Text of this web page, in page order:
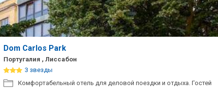
Dom Carlos Park
Португалия , Лиссабон
3 звезды
Комфортабельный отель для деловой поездки и отдыха. Гостей